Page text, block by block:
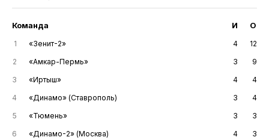
Команда И О
1 «Зенит-2» 4
12
2
«Амкар-Пермь» 3
9
3
«Иртыш» 4
4
4
«Динамо» (Ставрополь) 3
4
5
«Тюмень» 3
3
6
«Динамо-2» (Москва) 4
3